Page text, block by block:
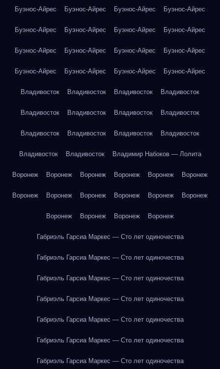
Буэнос-Айрес Буэнос-Айрес Буэнос-Айрес Буэнос-Айрес
Буэнос-Айрес Буэнос-Айрес Буэнос-Айрес Буэнос-Айрес
Буэнос-Айрес Буэнос-Айрес Буэнос-Айрес Буэнос-Айрес
Буэнос-Айрес Буэнос-Айрес Буэнос-Айрес Буэнос-Айрес
Владивосток Владивосток Владивосток Владивосток
Владивосток Владивосток Владивосток Владивосток
Владивосток Владивосток Владивосток Владивосток
Владивосток Владивосток Владимир Набоков — Лолита
Воронеж Воронеж Воронеж Воронеж Воронеж Воронеж
Воронеж Воронеж Воронеж Воронеж Воронеж Воронеж
Воронеж Воронеж Воронеж Воронеж
Габриэль Гарсиа Маркес — Сто лет одиночества
Габриэль Гарсиа Маркес — Сто лет одиночества
Габриэль Гарсиа Маркес — Сто лет одиночества
Габриэль Гарсиа Маркес — Сто лет одиночества
Габриэль Гарсиа Маркес — Сто лет одиночества
Габриэль Гарсиа Маркес — Сто лет одиночества
Габриэль Гарсиа Маркес — Сто лет одиночества